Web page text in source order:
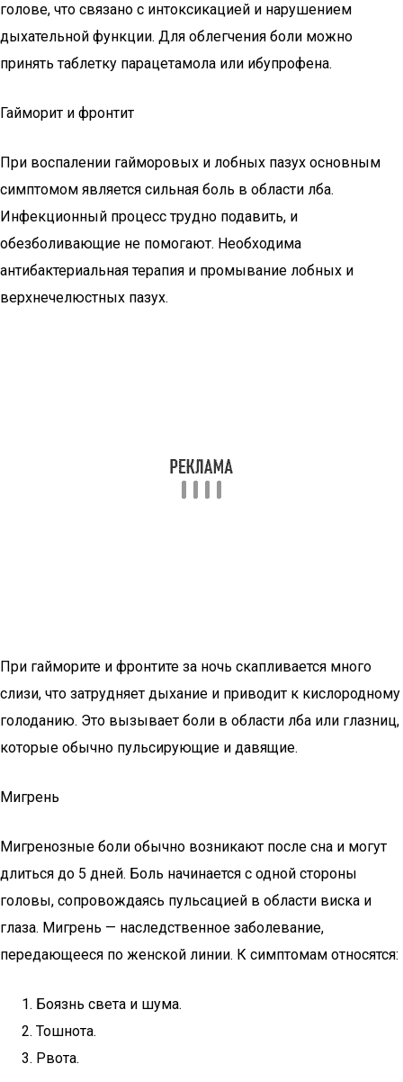
голове, что связано с интоксикацией и нарушением
дыхательной функции. Для облегчения боли можно
принять таблетку парацетамола или ибупрофена.
Гайморит и фронтит
При воспалении гайморовых и лобных пазух основным
симптомом является сильная боль в области лба.
Инфекционный процесс трудно подавить, и
обезболивающие не помогают. Необходима
антибактериальная терапия и промывание лобных и
верхнечелюстных пазух.
При гайморите и фронтите за ночь скапливается много
слизи, что затрудняет дыхание и приводит к кислородному
голоданию. Это вызывает боли в области лба или глазниц,
которые обычно пульсирующие и давящие.
Мигрень
Мигренозные боли обычно возникают после сна и могут
длиться до 5 дней. Боль начинается с одной стороны
головы, сопровождаясь пульсацией в области виска и
глаза. Мигрень — наследственное заболевание,
передающееся по женской линии. К симптомам относятся:
Боязнь света и шума.
Тошнота.
Рвота.